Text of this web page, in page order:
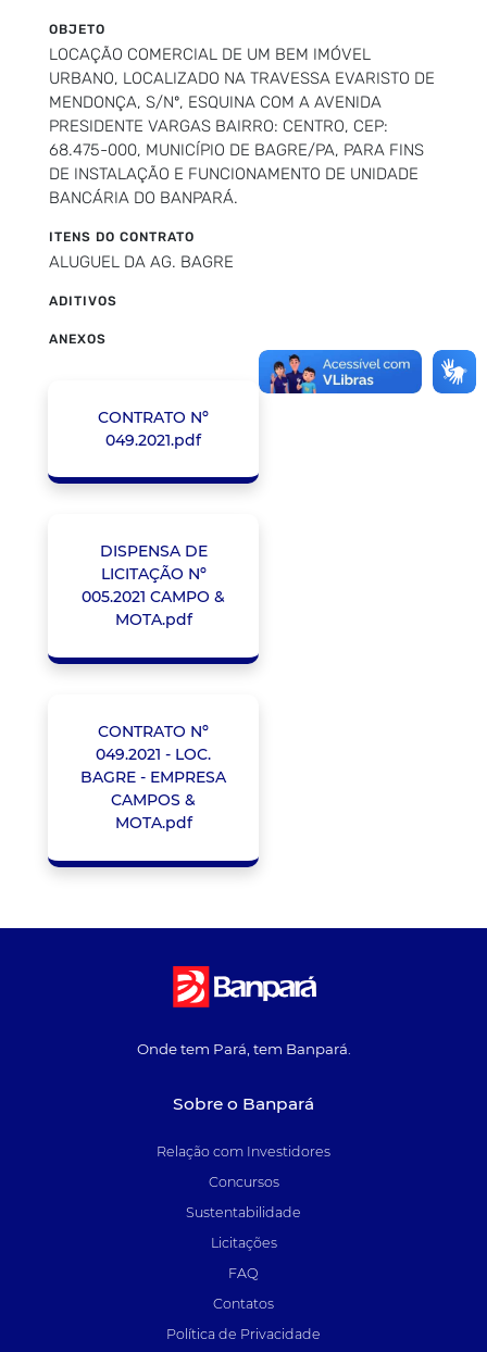
OBJETO
LOCAÇÃO COMERCIAL DE UM BEM IMÓVEL
URBANO, LOCALIZADO NA TRAVESSA EVARISTO DE
MENDONÇA, S/Nº, ESQUINA COM A AVENIDA
PRESIDENTE VARGAS BAIRRO: CENTRO, CEP:
68.475-000, MUNICÍPIO DE BAGRE/PA, PARA FINS
DE INSTALAÇÃO E FUNCIONAMENTO DE UNIDADE
BANCÁRIA DO BANPARÁ.
ITENS DO CONTRATO
ALUGUEL DA AG. BAGRE
ADITIVOS
ANEXOS
CONTRATO Nº
049.2021.pdf
DISPENSA DE
LICITAÇÃO Nº
005.2021 CAMPO &
MOTA.pdf
CONTRATO Nº
049.2021 - LOC.
BAGRE - EMPRESA
CAMPOS &
MOTA.pdf
Onde tem Pará, tem Banpará.
Sobre o Banpará
Relação com Investidores
Concursos
Sustentabilidade
Licitações
FAQ
Contatos
Política de Privacidade